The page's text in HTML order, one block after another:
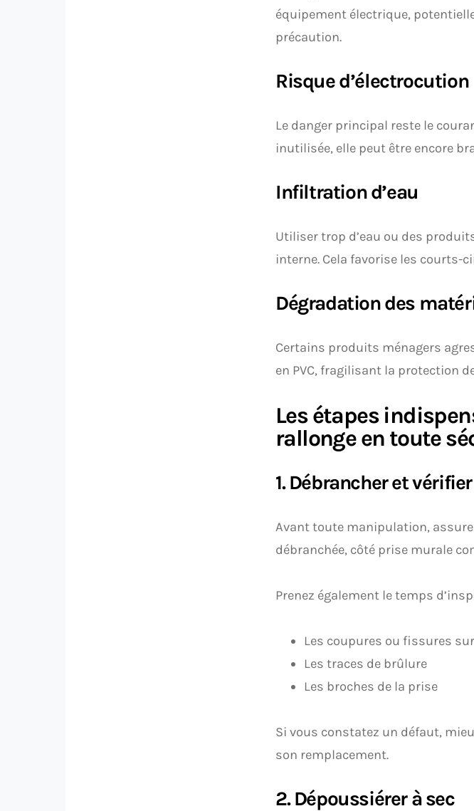
équipement électrique,
précaution.
Risque d’électrocution
Le danger principal reste le
inutilisée, elle peut être encore
Infiltration d’eau
Utiliser trop d’eau ou des
interne. Cela favorise les
Dégradation des
Certains produits ménagers
en PVC, fragilisant la protection
Les étapes
rallonge en toute
1. Débrancher et
Avant toute manipulation,
débranchée, côté prise murale
Prenez également le temps
Les coupures ou fissures
Les traces de brûlure
Les broches de la prise
Si vous constatez un défaut,
son remplacement.
2. Dépoussiérer à sec